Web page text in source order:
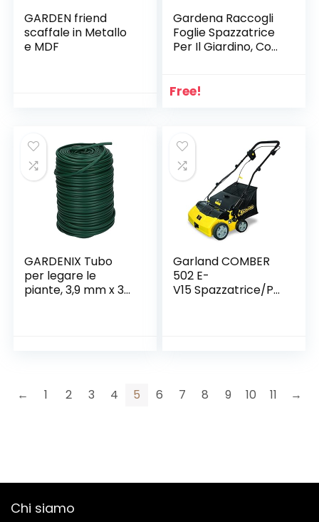
GARDEN friend
scaffale in Metallo
e MDF
Gardena Raccogli
Foglie Spazzatrice
Per Il Giardino, Con
Multicolore
Free!
GARDENIX Tubo
per legare le
piante, 3,9 mm x 30
Garland COMBER
502 E-
V15 Spazzatrice/Pul
← 1 2 3 4 5 6 7 8 9 10 11 →
Chi siamo